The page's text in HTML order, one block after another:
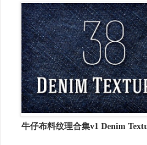
牛仔布料纹理合集v1 Denim